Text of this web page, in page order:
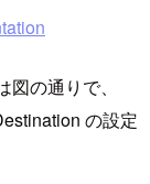
の通りで、
の設定